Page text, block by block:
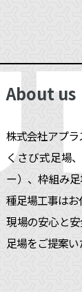
規模改修工
About us
株式会社アプ
くさび式足場
ー）、枠組み
種足場工事はお
現場の安心と
足場をご提案い